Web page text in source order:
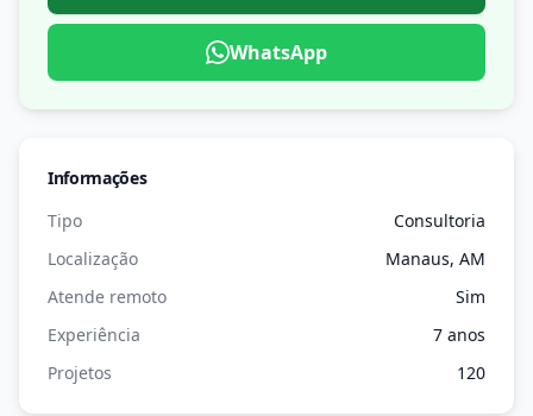
WhatsApp
Informações
Tipo
Consultoria
Localização
Manaus, AM
Atende remoto
Sim
Experiência
7 anos
Projetos
120